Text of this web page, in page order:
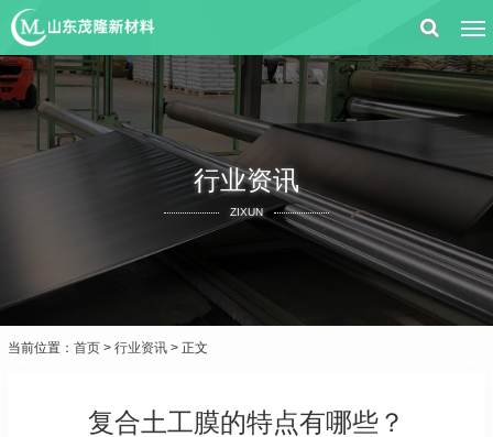
行业资讯
ZIXUN
当前位置： 首页 > 行业资讯 > 正文
复合土工膜的特点有哪些？